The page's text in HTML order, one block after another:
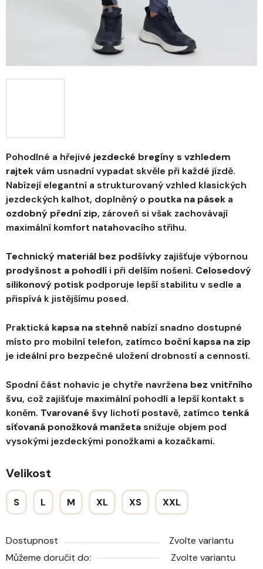
Pohodlné a hřejivé jezdecké bregíny s vzhledem
rajtekvám usnadní vypadat skvěle při každé jízdě.
Nabízejí elegantní a strukturovaný vzhled klasických
jezdeckých kalhot, doplněný o poutka na pásek a
ozdobný přední zip, zároveň si však zachovávají
maximální komfort natahovacího střihu.
Technický materiál bez podšívky zajišťuje výbornou
prodyšnost a pohodlí i při delším nošení. Celosedový
silikonový potisk podporuje lepší stabilitu v sedle a
přispívá k jistějšímu posed.
Praktická kapsa na stehně nabízí snadno dostupné
místo pro mobilní telefon, zatímco boční kapsa na zip
je ideální pro bezpečné uložení drobností a cenností.
Spodní část nohavic je chytře navržena bez vnitřního
švu, což zajišťuje maximální pohodlí a lepší kontakt s
koněm. Tvarované švy lichotí postavě, zatímco tenká
síťovaná ponožková manžetasnižuje objem pod
vysokými jezdeckými ponožkami a kozačkami.
Velikost
S L M XL XS XXL
Dostupnost
Zvolte variantu
Můžeme doručit do:
Zvolte variantu